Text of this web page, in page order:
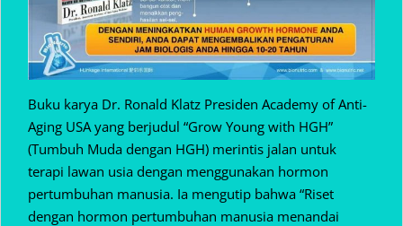
Buku karya Dr. Ronald Klatz Presiden Academy of Anti-
Aging USA yang berjudul “Grow Young with HGH”
(Tumbuh Muda dengan HGH) merintis jalan untuk
terapi lawan usia dengan menggunakan hormon
pertumbuhan manusia. Ia mengutip bahwa “Riset
dengan hormon pertumbuhan manusia menandai